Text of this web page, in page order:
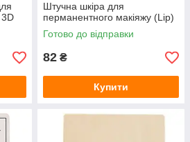
Штучна шкіра для
перманентного макіяжу (Lip)
Готово до відправки
82 ₴
Купити